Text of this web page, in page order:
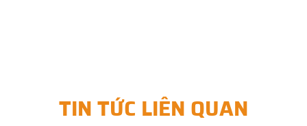
TIN TỨC LIÊN QUAN